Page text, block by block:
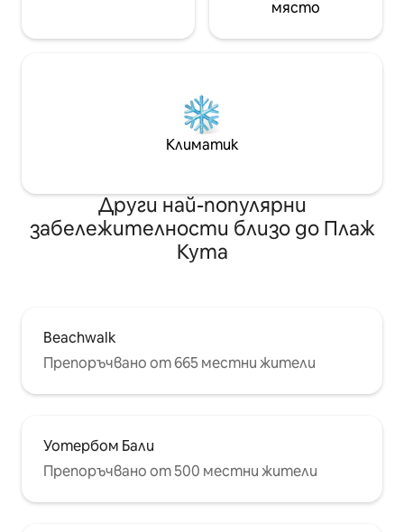
място
Климатик
Други най-популярни
забележителности близо до Плаж
Кута
Beachwalk
Препоръчвано от 665 местни жители
Уотербом Бали
Препоръчвано от 500 местни жители